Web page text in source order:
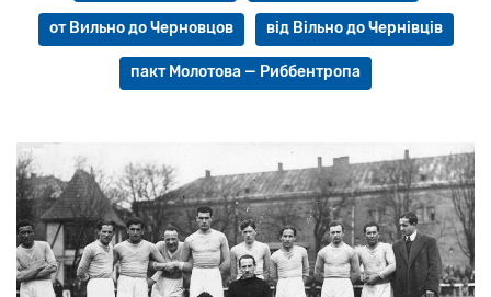
от Вильно до Черновцов від Вільно до Чернівців
пакт Молотова — Риббентропа